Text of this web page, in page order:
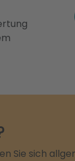
Sie sich